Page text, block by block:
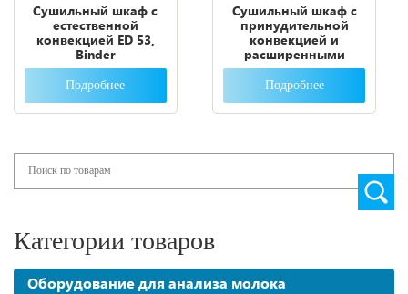
Сушильный шкаф с
естественной
конвекцией ED 53,
Binder
Подробнее
Сушильный шкаф с
принудительной
конвекцией и
расширенными
функциями таймера
FED 53, Binder
Подробнее
Категории товаров
Оборудование для анализа молока